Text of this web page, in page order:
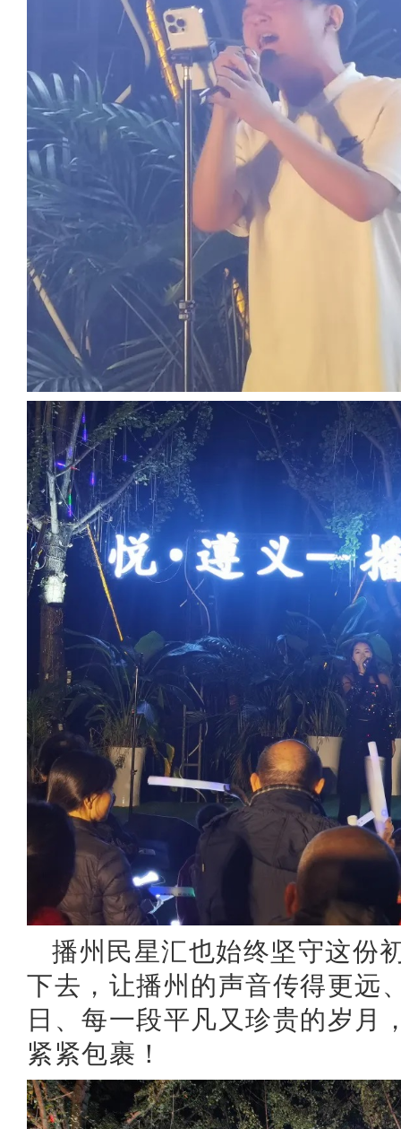
播州民星汇也始终坚守这份
下去，让播州的声音传得更远
日、每一段平凡又珍贵的岁月
紧紧包裹！